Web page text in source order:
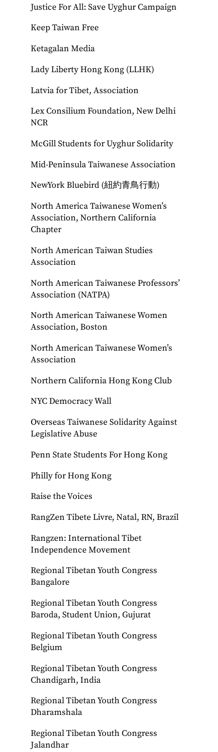
Justice For All: Save Uyghur Campaign
Keep Taiwan Free
Ketagalan Media
Lady Liberty Hong Kong (LLHK)
Latvia for Tibet, Association
Lex Consilium Foundation, New Delhi
NCR
McGill Students for Uyghur Solidarity
Mid-Peninsula Taiwanese Association
NewYork Bluebird (紐約青鳥行動)
North America Taiwanese Women’s
Association, Northern California
Chapter
North American Taiwan Studies
Association
North American Taiwanese Professors’
Association (NATPA)
North American Taiwanese Women
Association, Boston
North American Taiwanese Women’s
Association
Northern California Hong Kong Club
NYC Democracy Wall
Overseas Taiwanese Solidarity Against
Legislative Abuse
Penn State Students For Hong Kong
Philly for Hong Kong
Raise the Voices
RangZen Tibete Livre, Natal, RN, Brazil
Rangzen: International Tibet
Independence Movement
Regional Tibetan Youth Congress
Bangalore
Regional Tibetan Youth Congress
Baroda, Student Union, Gujurat
Regional Tibetan Youth Congress
Belgium
Regional Tibetan Youth Congress
Chandigarh, India
Regional Tibetan Youth Congress
Dharamshala
Regional Tibetan Youth Congress
Jalandhar